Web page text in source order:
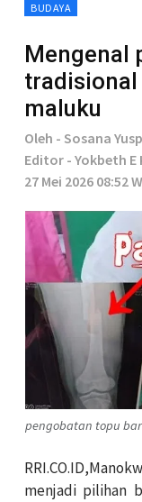
BUDAYA
Mengenal
tradisional
maluku
Oleh - Sosana
Editor - Yokbeth E
27 Mei 2026 08:52
pengobatan topu
menjadi pilihan